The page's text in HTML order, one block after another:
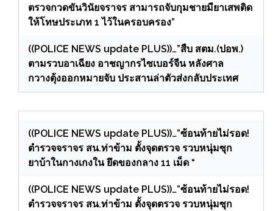
ตรวจกวดขันวินัยจราจร สามารถจับกุมชายมียาเสพติด
ให้โทษประเภท 1 ไว้ในครอบครอง”
((POLICE NEWS update PLUS))…”สืบ สตม.(ปอพ.)
ตามรวบอาเฉียง อาชญากรไซเบอร์จีน หลังศาล
กวางตุ้งออกหมายจับ ประสานล่าตัวส่งกลับประเทศ
((POLICE NEWS update PLUS))…”ซ้อนท้ายไม่รอด!
ตำรวจจราจร สน.ท่าข้าม ตั้งจุดตรวจ รวบหนุ่มซุก
ยาบ้าในกางเกงใน ยึดของกลาง 11 เม็ด “
((POLICE NEWS update PLUS))…”ซ้อนท้ายไม่รอด!
ตำรวจจราจร สน.ท่าข้าม ตั้งจุดตรวจ รวบหนุ่มซุก